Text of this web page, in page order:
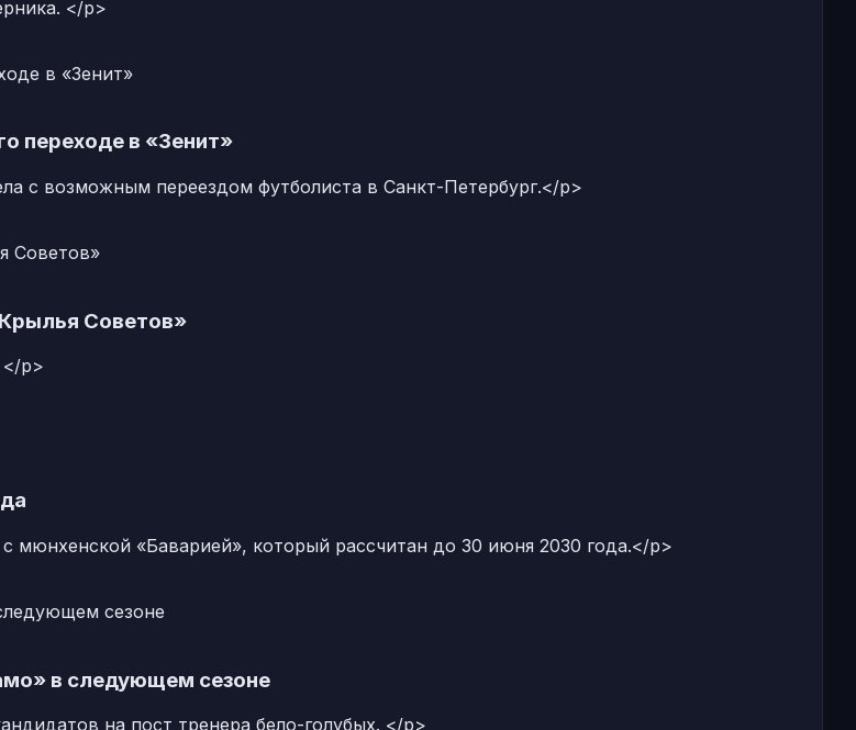
</p>
переходе в «Зенит»
с возможным переездом футболиста в Санкт-Петербург.</p>
Советов»
p>
«Баварией», который рассчитан до 30 июня 2030 года.</p>
в следующем сезоне
на пост тренера бело-голубых. </p>